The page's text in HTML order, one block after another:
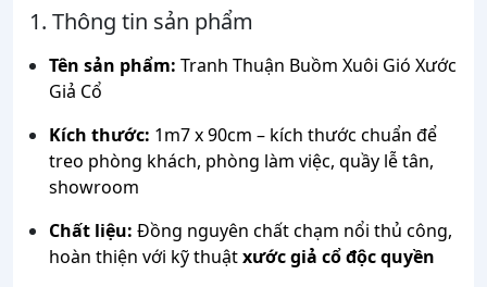
1. Thông tin sản phẩm
Tên sản phẩm: Tranh Thuận Buồm Xuôi Gió Xước
Giả Cổ
Kích thước: 1m7 x 90cm – kích thước chuẩn để
treo phòng khách, phòng làm việc, quầy lễ tân,
showroom
Chất liệu: Đồng nguyên chất chạm nổi thủ công,
hoàn thiện với kỹ thuậtxước giả cổ độc quyền